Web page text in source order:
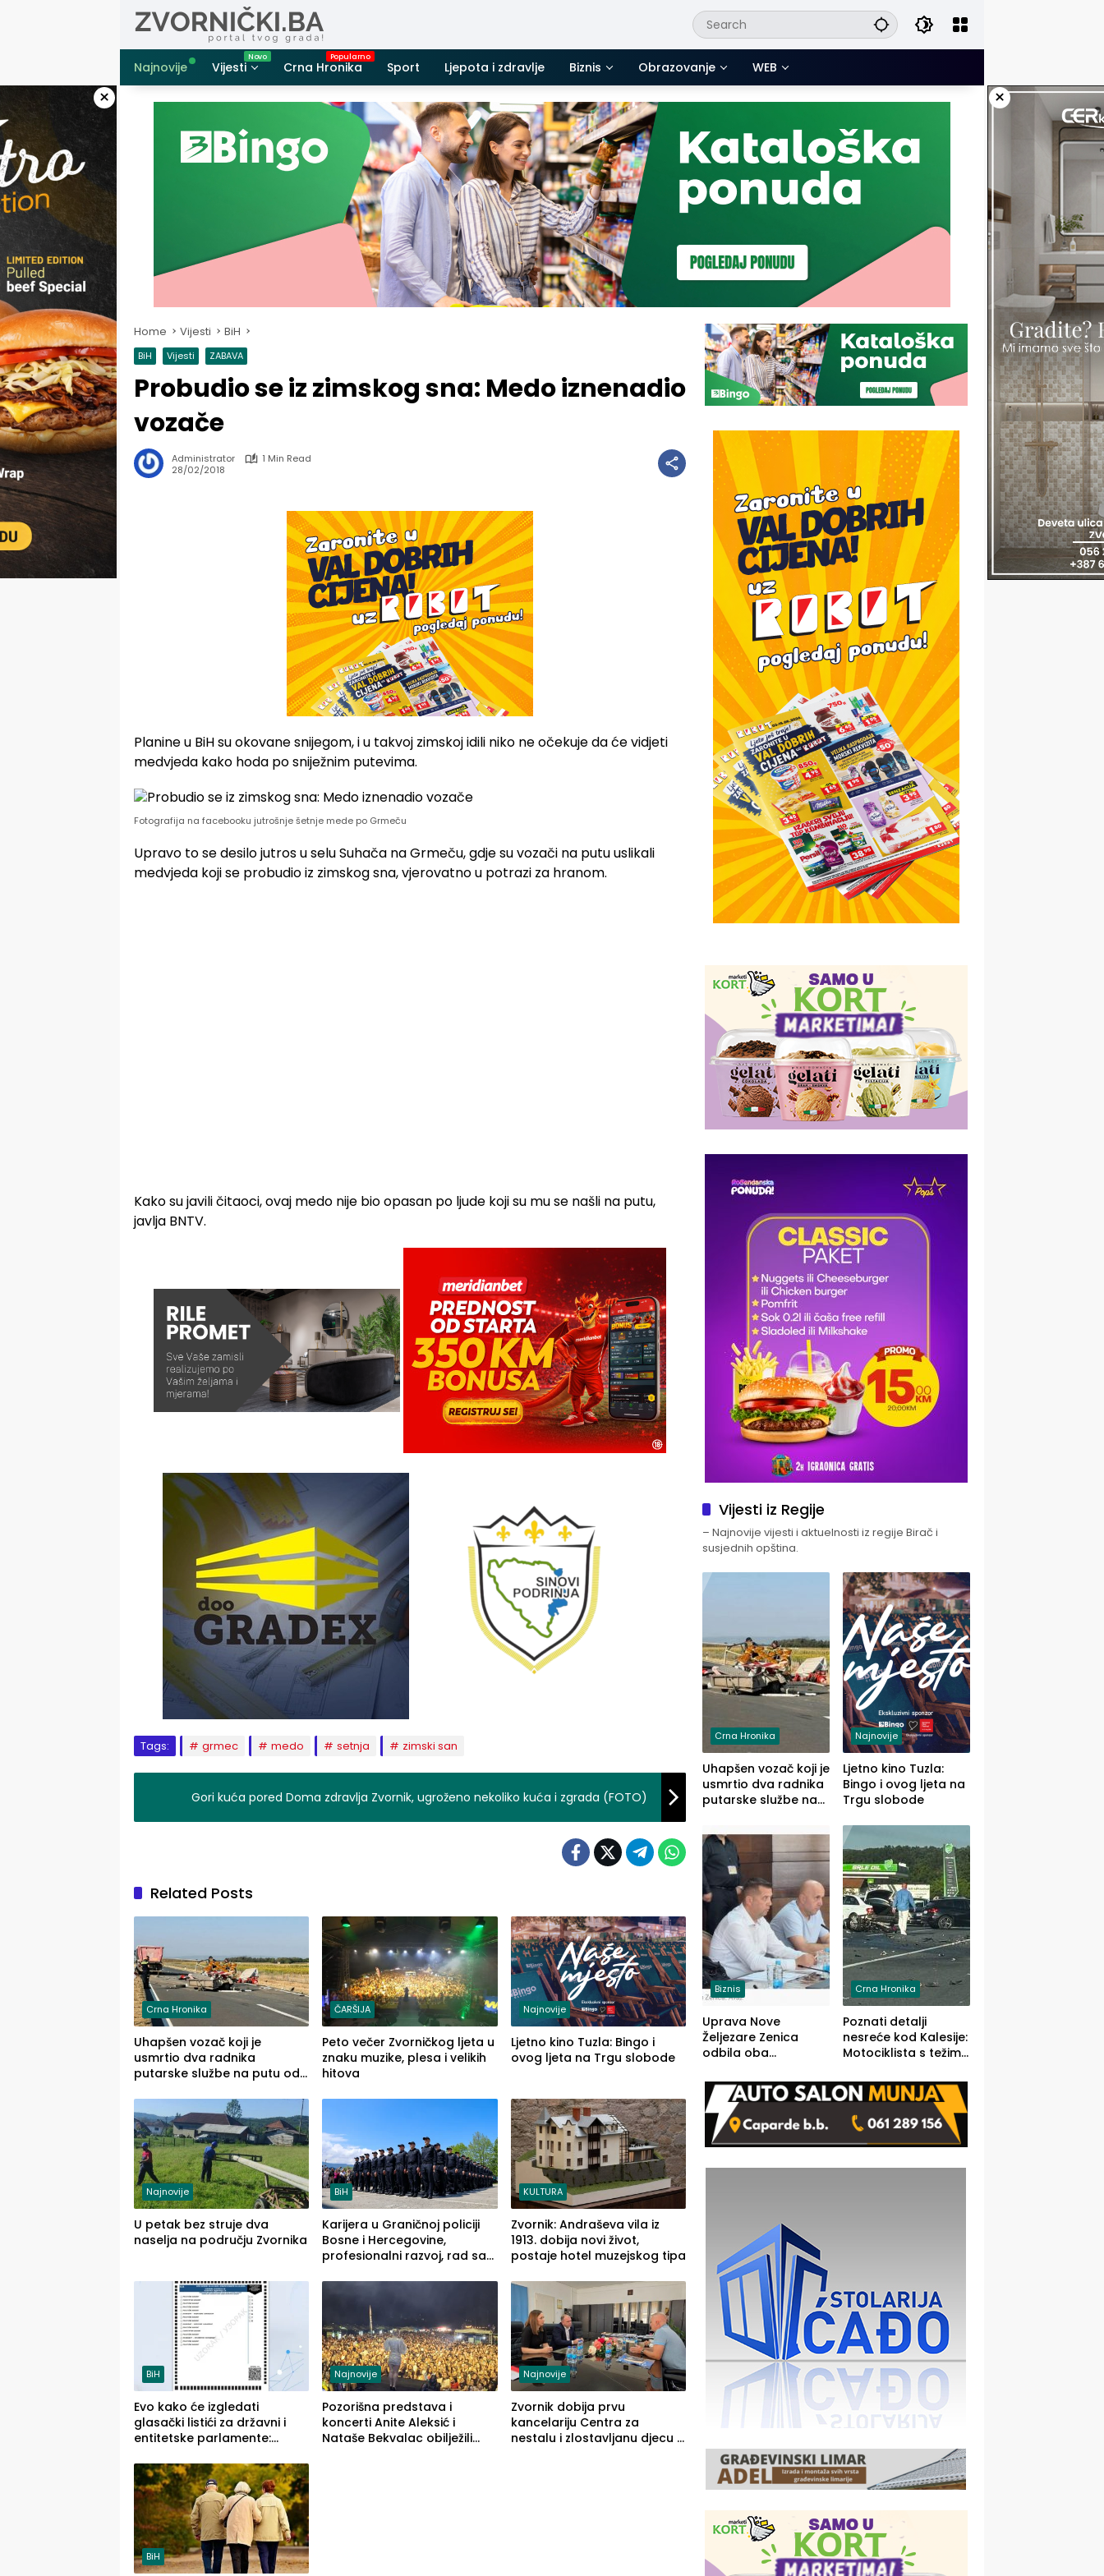
Najnovije
Vijesti Crna Hronika Sport Ljepota i zdravlje Biznis Obrazovanje WEB
× ×
Home Vijesti BiH
BiH Vijesti ZABAVA
Probudio se iz zimskog sna: Medo iznenadio
vozače
Administrator
1 Min Read
28/02/2018
Planine u BiH su okovane snijegom, i u takvoj zimskoj idili niko ne očekuje da će vidjeti
medvjeda kako hoda po sniježnim putevima.
Fotografija na facebooku jutrošnje šetnje mede po Grmeču
Upravo to se desilo jutros u selu Suhača na Grmeču, gdje su vozači na putu uslikali
medvjeda koji se probudio iz zimskog sna, vjerovatno u potrazi za hranom.
Kako su javili čitaoci, ovaj medo nije bio opasan po ljude koji su mu se našli na putu,
javlja BNTV.
Tags: grmec medo setnja zimski san
Gori kuća pored Doma zdravlja Zvornik, ugroženo nekoliko kuća i zgrada (FOTO)
Related Posts
Crna Hronika
Uhapšen vozač koji je
usmrtio dva radnika
putarske službe na putu od
(FOTO)
ČARŠIJA
Peto večer Zvorničkog ljeta u
znaku muzike, plesa i velikih
hitova
Najnovije
Ljetno kino Tuzla: Bingo i
ovog ljeta na Trgu slobode
Najnovije
U petak bez struje dva
naselja na području Zvornika
BiH
Karijera u Graničnoj policiji
Bosne i Hercegovine,
profesionalni razvoj, rad sa
služba građanima
KULTURA
Zvornik: Andraševa vila iz
1913. dobija novi život,
postaje hotel muzejskog tipa
BiH
Evo kako će izgledati
glasački listići za državni i
entitetske parlamente:
na njima
Najnovije
Pozorišna predstava i
koncerti Anite Aleksić i
Nataše Bekvalac obilježili
Najnovije
Zvornik dobija prvu
kancelariju Centra za
nestalu i zlostavljanu djecu u
BiH
Vijesti iz Regije
– Najnovije vijesti i aktuelnosti iz regije Birač i
susjednih opština.
Crna Hronika
Uhapšen vozač koji je
usmrtio dva radnika
putarske službe na
prema Šapcu
(FOTO)
Najnovije
Ljetno kino Tuzla:
Bingo i ovog ljeta na
Trgu slobode
Biznis
Uprava Nove
Željezare Zenica
odbila oba
FBiH: Ustrajni da je
stečaj jedino rješenje
Crna Hronika
Poznati detalji
nesreće kod Kalesije:
Motociklista s težim,
lakšim povredama